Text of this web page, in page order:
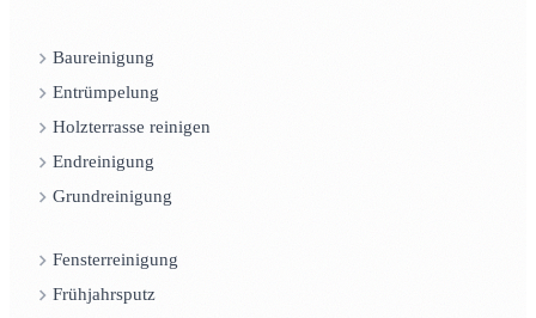
Baureinigung
Entrümpelung
Holzterrasse reinigen
Endreinigung
Grundreinigung
Fensterreinigung
Frühjahrsputz